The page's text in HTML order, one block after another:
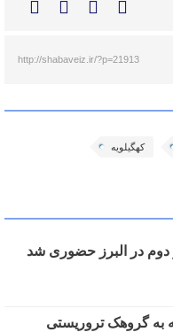
http://shabaveiz.ir/?p=21913
کهگیلویه
دوم در البرز حضوری شد
به گروهک تروریستی